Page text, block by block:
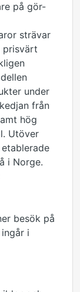
på gör-
strävar
prisvärt
under
från
hög
Utöver
i Norge.
besök på
i